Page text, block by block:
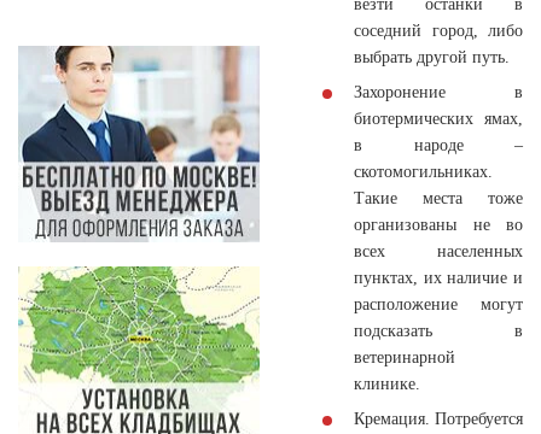
везти останки в
соседний город, либо
выбрать другой путь.
Захоронение в
биотермических ямах,
в народе –
скотомогильниках.
Такие места тоже
организованы не во
всех населенных
пунктах, их наличие и
расположение могут
подсказать в
ветеринарной
клинике.
Кремация. Потребуется